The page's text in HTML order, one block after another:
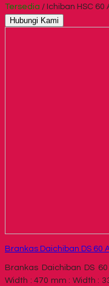
Tersedia / Ichiban HSC 60
Hubungi Kami
Brankas Daichiban DS 60
Brankas Daichiban DS
Width : 470 mm : Width :